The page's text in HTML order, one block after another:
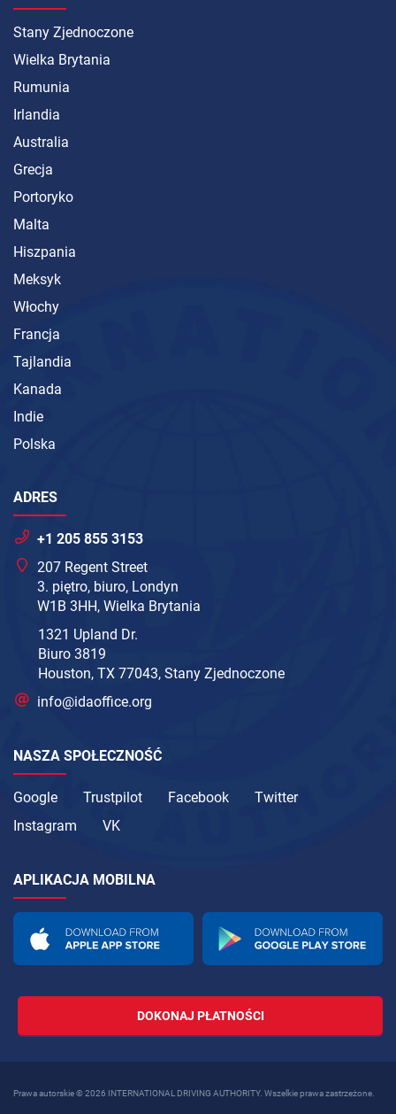
Stany Zjednoczone
Wielka Brytania
Rumunia
Irlandia
Australia
Grecja
Portoryko
Malta
Hiszpania
Meksyk
Włochy
Francja
Tajlandia
Kanada
Indie
Polska
ADRES
+1 205 855 3153
207 Regent Street
3. piętro, biuro, Londyn
W1B 3HH, Wielka Brytania
1321 Upland Dr.
Biuro 3819
Houston, TX 77043, Stany Zjednoczone
info@idaoffice.org
NASZA SPOŁECZNOŚĆ
Google Trustpilot Facebook
Twitter
Instagram
VK
APLIKACJA MOBILNA
DOKONAJ PŁATNOŚCI
Prawa autorskie © 2026 INTERNATIONAL DRIVING AUTHORITY. Wszelkie prawa zastrzeżone.